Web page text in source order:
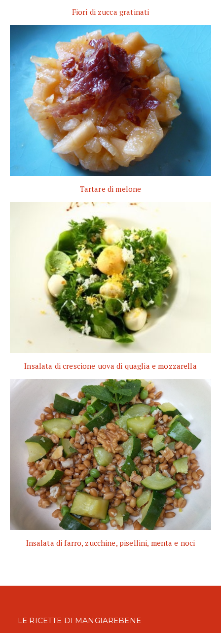
Fiori di zucca gratinati
Tartare di melone
Insalata di crescione uova di quaglia e mozzarella
Insalata di farro, zucchine, pisellini, menta e noci
LE RICETTE DI MANGIAREBENE